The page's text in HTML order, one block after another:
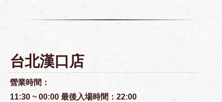
台北漢口店
營業時間：
11:30 ~ 00:00 最後入場時間：22:00